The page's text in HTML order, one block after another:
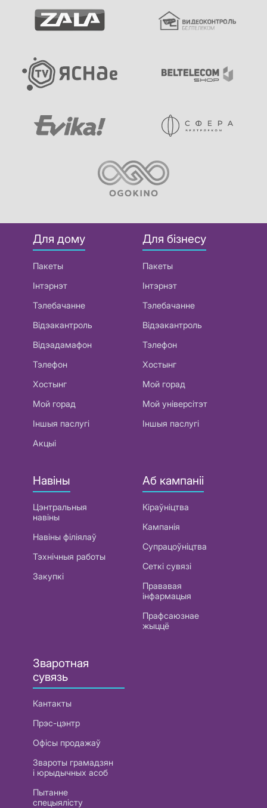
Для дому
Пакеты
Інтэрнэт
Тэлебачанне
Відэакантроль
Відэадамафон
Тэлефон
Хостынг
Мой горад
Іншыя паслугі
Акцыі
Для бізнесу
Пакеты
Інтэрнэт
Тэлебачанне
Відэакантроль
Тэлефон
Хостынг
Мой горад
Мой універсітэт
Іншыя паслугі
Навіны
Цэнтральныя
навіны
Навіны філіялаў
Тэхнічныя работы
Закупкі
Аб кампаніі
Кіраўніцтва
Кампанія
Супрацоўніцтва
Сеткі сувязі
Прававая
інфармацыя
Прафсаюзнае
жыццё
Зваротная
сувязь
Кантакты
Прэс-цэнтр
Офісы продажаў
Звароты грамадзян
і юрыдычных асоб
Пытанне
спецыялісту